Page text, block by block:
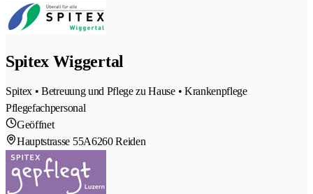
Spitex Wiggertal
Spitex • Betreuung und Pflege zu Hause • Krankenpflege
Pflegefachpersonal
Geöffnet
Hauptstrasse 55A6260 Reiden